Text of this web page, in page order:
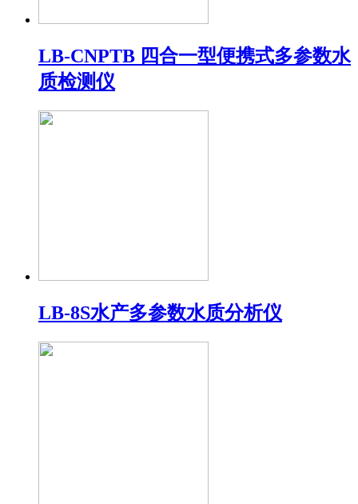
LB-CNPTB 四合一型便携式多参数水
质检测仪
LB-8S水产多参数水质分析仪